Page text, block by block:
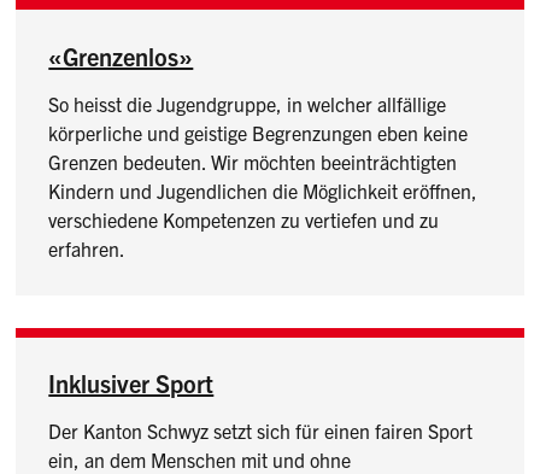
«Grenzenlos»
So heisst die Jugendgruppe, in welcher allfällige
körperliche und geistige Begrenzungen eben keine
Grenzen bedeuten. Wir möchten beeinträchtigten
Kindern und Jugendlichen die Möglichkeit eröffnen,
verschiedene Kompetenzen zu vertiefen und zu
erfahren.
Inklusiver Sport
Der Kanton Schwyz setzt sich für einen fairen Sport
ein, an dem Menschen mit und ohne